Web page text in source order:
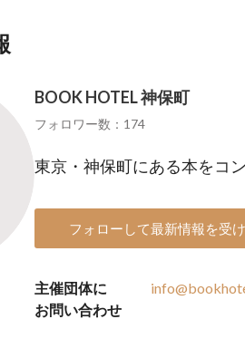
BOOK HOTEL 神保町
フォロワー数：174
東京・神保町にある本をコ
フォローして最新情報を受
主催団体に
お問い合わせ